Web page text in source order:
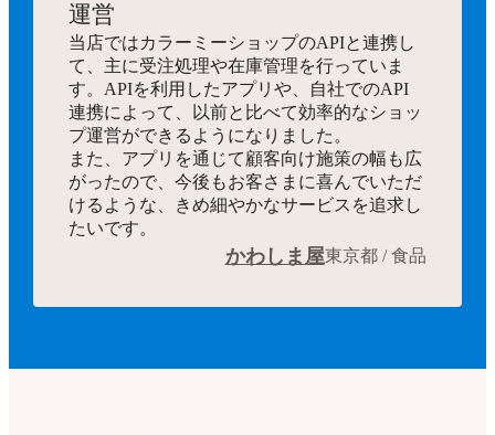
運営
当店ではカラーミーショップのAPIと連携し
て、主に受注処理や在庫管理を行っていま
す。APIを利用したアプリや、自社でのAPI
連携によって、以前と比べて効率的なショッ
プ運営ができるようになりました。
また、アプリを通じて顧客向け施策の幅も広
がったので、今後もお客さまに喜んでいただ
けるような、きめ細やかなサービスを追求し
たいです。
かわしま屋東京都 / 食品